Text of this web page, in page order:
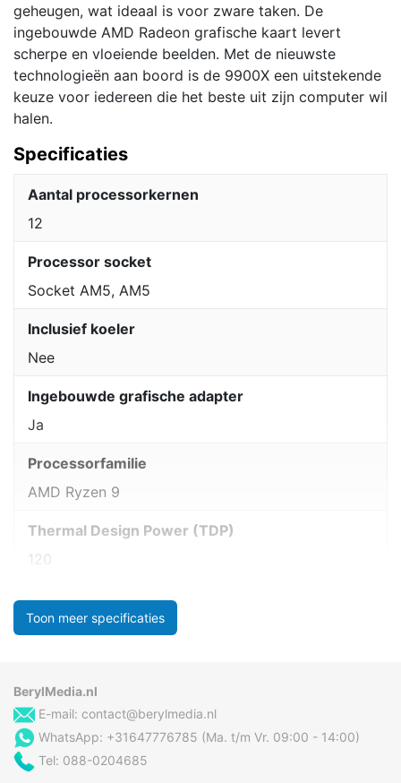
geheugen, wat ideaal is voor zware taken. De
ingebouwde AMD Radeon grafische kaart levert
scherpe en vloeiende beelden. Met de nieuwste
technologieën aan boord is de 9900X een uitstekende
keuze voor iedereen die het beste uit zijn computer wil
halen.
Specificaties
Aantal processorkernen
12
Processor socket
Socket AM5, AM5
Inclusief koeler
Nee
Ingebouwde grafische adapter
Ja
Processorfamilie
AMD Ryzen 9
Thermal Design Power (TDP)
120
Toon meer specificaties
BerylMedia.nl
E-mail: contact@berylmedia.nl
WhatsApp: +31647776785 (Ma. t/m Vr. 09:00 - 14:00)
Tel: 088-0204685